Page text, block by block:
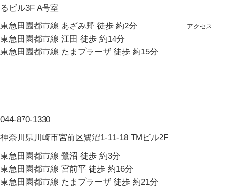
るビル3F A号室
東急田園都市線 あざみ野 徒歩 約2分
東急田園都市線 江田 徒歩 約14分
東急田園都市線 たまプラーザ 徒歩 約15分
044-870-1330
神奈川県川崎市宮前区鷺沼1-11-18 TMビル2F
東急田園都市線 鷺沼 徒歩 約3分
東急田園都市線 宮前平 徒歩 約16分
東急田園都市線 たまプラーザ 徒歩 約21分